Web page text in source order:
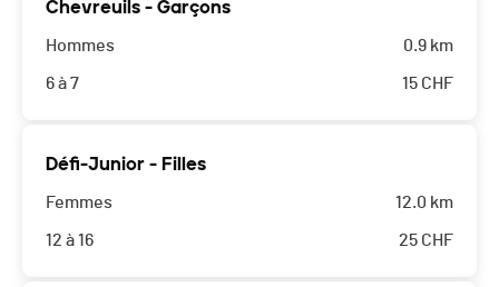
Chevreuils - Garçons
Hommes
6 à 7
0.9 km
15 CHF
Défi-Junior - Filles
Femmes
12 à 16
12.0 km
25 CHF